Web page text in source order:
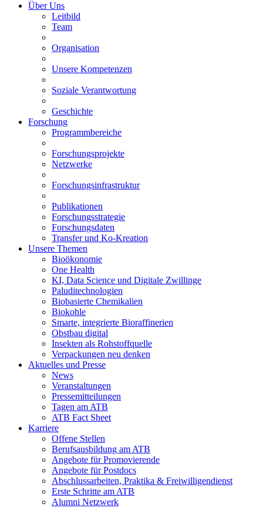
Über Uns
Leitbild
Team
Organisation
Unsere Kompetenzen
Soziale Verantwortung
Geschichte
Forschung
Programmbereiche
Forschungsprojekte
Netzwerke
Forschungsinfrastruktur
Publikationen
Forschungsstrategie
Forschungsdaten
Transfer und Ko-Kreation
Unsere Themen
Bioökonomie
One Health
KI, Data Science und Digitale Zwillinge
Paluditechnologien
Biobasierte Chemikalien
Biokohle
Smarte, integrierte Bioraffinerien
Obstbau digital
Insekten als Rohstoffquelle
Verpackungen neu denken
Aktuelles und Presse
News
Veranstaltungen
Pressemitteilungen
Tagen am ATB
ATB Fact Sheet
Karriere
Offene Stellen
Berufsausbildung am ATB
Angebote für Promovierende
Angebote für Postdocs
Abschlussarbeiten, Praktika & Freiwilligendienst
Erste Schritte am ATB
Alumni Netzwerk